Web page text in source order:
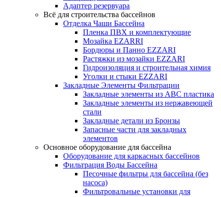
Адаптер резервуара
Всё для строительства бассейнов
Отделка Чаши Бассейна
Пленка ПВХ и комплектующие
Мозайка EZARRI
Бордюры и Панно EZZARI
Растяжки из мозайки EZZARI
Гидроизоляция и строительная химия
Уголки и стыки EZZARI
Закладные Элементы Фильтрации
Закладные элементы из ABC пластика
Закладные элементы из нержавеющей
стали
Закладные детали из Бронзы
Запасные части для закладных
элементов
Основное оборудование для бассейна
Оборудование для каркасных бассейнов
Фильтрация Воды Бассейна
Песочные фильтры для бассейна (без
насоса)
Фильтровальные установки для